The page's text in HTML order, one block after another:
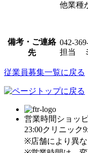
他業種
備考・ご連絡
先
042-
担当
従業員募集一覧に戻る
営業時間 ショッ
23:00クリニック
※店舗により異な